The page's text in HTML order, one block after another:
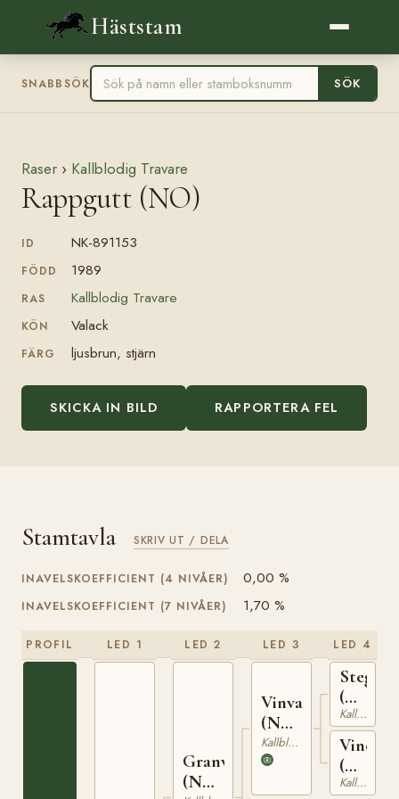
Häststam
SNABBSÖK SÖK
Raser › Kallblodig Travare
Rappgutt (NO)
ID NK-891153
FÖDD 1989
RAS Kallblodig Travare
KÖN Valack
FÄRG ljusbrun, stjärn
SKICKA IN BILD RAPPORTERA FEL
Stamtavla SKRIV UT / DELA
INAVELSKOEFFICIENT (4 NIVÅER) 0,00 %
INAVELSKOEFFICIENT (7 NIVÅER) 1,70 %
PROFIL LED 1 LED 2
Granvar
(NO)
LED 3
Vinvar
(NO)
T-
230
Kallblodig Travare
LED 4
Stegg
(NO)
T-
169
Kallblodig Travare
Vinoga
(NO)
T-Kallblodig Travare